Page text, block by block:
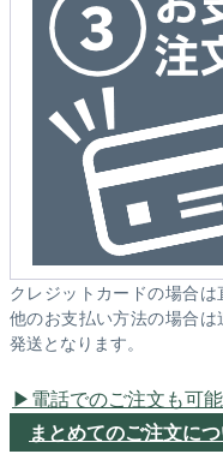
クレジットカードの場合は
他のお支払い方法の場合は
発送となります。
電話でのご注文も可
まとめてのご注文に